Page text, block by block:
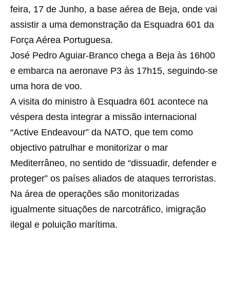
feira, 17 de Junho, a base aérea de Beja, onde vai
assistir a uma demonstração da Esquadra 601 da
Força Aérea Portuguesa.
José Pedro Aguiar-Branco chega a Beja às 16h00
e embarca na aeronave P3 às 17h15, seguindo-se
uma hora de voo.
A visita do ministro à Esquadra 601 acontece na
véspera desta integrar a missão internacional
“Active Endeavour” da NATO, que tem como
objectivo patrulhar e monitorizar o mar
Mediterrâneo, no sentido de “dissuadir, defender e
proteger” os países aliados de ataques terroristas.
Na área de operações são monitorizadas
igualmente situações de narcotráfico, imigração
ilegal e poluição marítima.